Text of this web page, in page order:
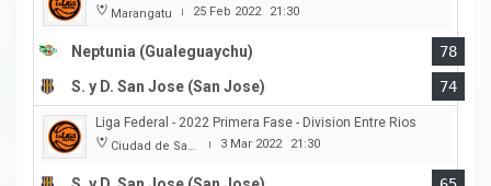
Marangatu | 25 Feb 2022 21:30
Neptunia (Gualeguaychu)
78
S. y D. San Jose (San Jose)
74
Liga Federal - 2022 Primera Fase - Division Entre Rios
Ciudad de San Jose | 3 Mar 2022 21:30